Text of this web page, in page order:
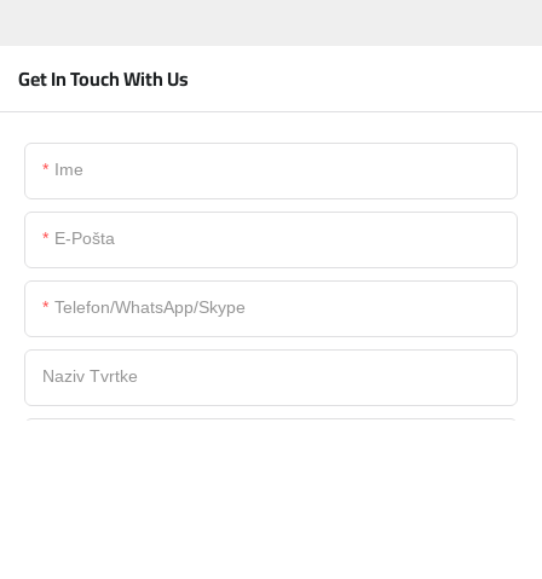
Get In Touch With Us
Ime
E-Pošta
Telefon/WhatsApp/Skype
Naziv Tvrtke